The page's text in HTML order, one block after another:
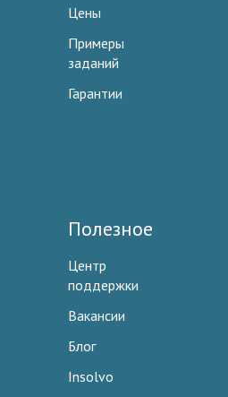
Цены
Примеры
заданий
Гарантии
Полезное
Центр
поддержки
Вакансии
Блог
Insolvo